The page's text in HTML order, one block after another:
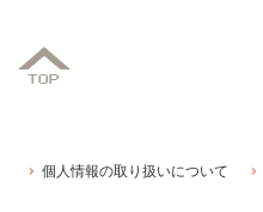
個人情報の取り扱いについて